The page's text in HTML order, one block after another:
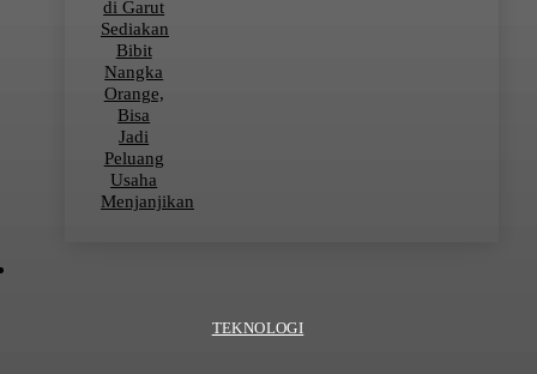
di Garut
Sediakan
Bibit
Nangka
Orange,
Bisa
Jadi
Peluang
Usaha
Menjanjikan
TEKNOLOGI